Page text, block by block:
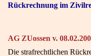
Rückrechnung im
AG ZUossen v.
Die strafrechtlichen